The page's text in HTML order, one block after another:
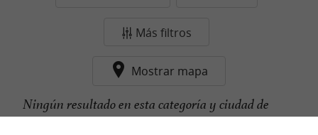
Más filtros
Mostrar mapa
Ningún resultado en esta categoría y ciudad de